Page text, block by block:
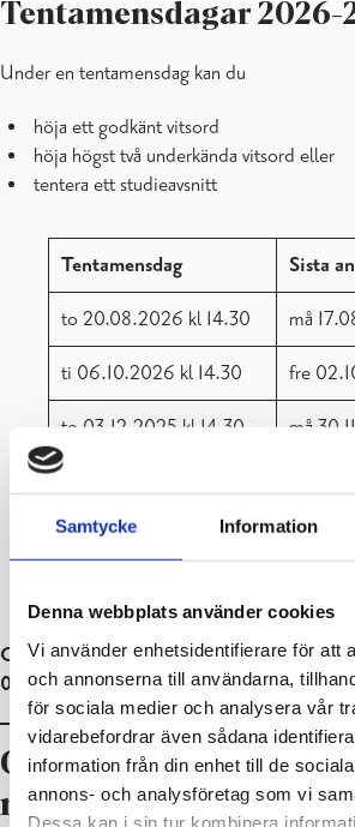
Samtycke Information
Denna webbplats använder cookies
Vi använder enhetsidentifierare för att
och annonserna till användarna,
för sociala medier och analysera vår
vidarebefordrar även sådana
information från din enhet till de
annons- och analysföretag som vi
Dessa kan i sin tur kombinera
Tentamensdagar 2026-
Under en tentamensdag kan du
höja ett godkänt vitsord
höja högst två underkända vitsord eller
tentera ett studieavsnitt
Tentamensdag Sista
to 20.08.2026 kl 14.30 må
ti 06.10.2026 kl 14.30 fre
to 03.12.2025 kl 14.30 må
to 15.04.2027 kl 14.30 må
GNet tentamensdagar ordnas
04.05.2027 kl. 14.30.
Gymnasiediplom och
muntliga